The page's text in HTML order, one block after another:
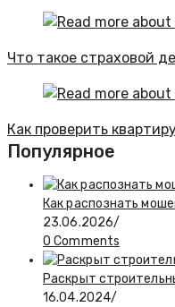
Что такое страховой
Как проверить
Популярное
Как распознать
23.06.2026/
0 Comments
Раскрыт
16.04.2024/